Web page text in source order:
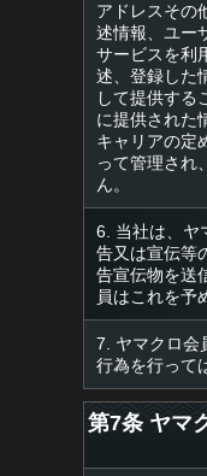
アドレスその
述情報、ユー
サービスを利
述、登録した
して提供する
に提供された
キャリアの定
って管理され
ん。
6. 当社は、ヤ
告又は宣伝等
告宣伝物を送
員はこれを予
7. ヤマクロ会
行為を行って
第7条 ヤマ